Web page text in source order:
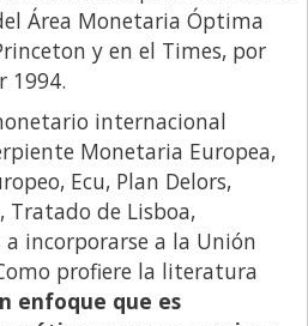
Área Monetaria Óptima
y en el Times, por
1994.
internacional
Monetaria Europea,
Ecu, Plan Delors,
de Lisboa,
incorporarse a la Unión
profiere la literatura
enfoque que es